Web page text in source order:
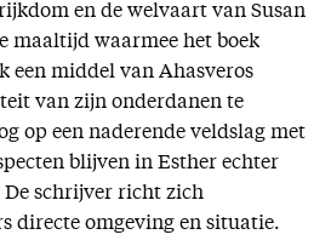
en de welvaart van Susan
maaltijd waarmee het boek
een middel van Ahasveros
van zijn onderdanen te
op een naderende veldslag met
blijven in Esther echter
schrijver richt zich
directe omgeving en situatie.